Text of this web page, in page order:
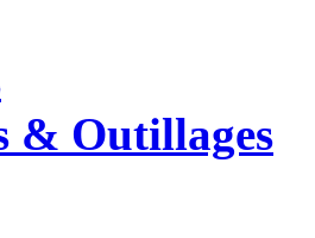
& Outillages